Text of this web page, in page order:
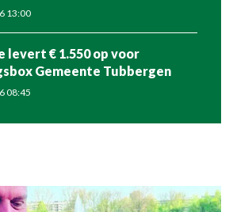
13:00
levert € 1.550 op voor
Gemeente Tubbergen
08:45